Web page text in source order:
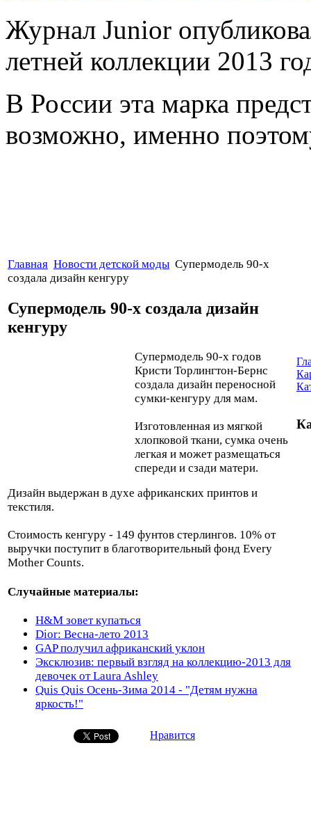
Журнал Junior
летней коллекции 2013
В России эта марка
возможно, именно
Главная Новости детской моды Супермодель 90-х
создала дизайн кенгуру
Супермодель 90-х создала дизайн
кенгуру
Супермодель 90-х годов
Кристи Торлингтон-Бернс
создала дизайн переносной
сумки-кенгуру для мам.
Изготовленная из мягкой
хлопковой ткани, сумка очень
легкая и может размещаться
спереди и сзади матери.
Дизайн выдержан в духе африканских принтов и
текстиля.
Стоимость кенгуру - 149 фунтов стерлингов. 10% от
выручки поступит в благотворительный фонд Every
Mother Counts.
Случайные материалы:
H&M зовет купаться
Dior: Весна-лето 2013
GAP получил африканский уклон
Эксклюзив: первый взгляд на коллекцию-2013 для
девочек от Laura Ashley
Quis Quis Осень-Зима 2014 - "Детям нужна
яркость!"
Нравится